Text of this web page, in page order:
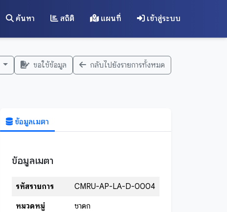
ค้นหา สถิติ แผนที่ เข้าสู่ระบบ
ขอใช้ข้อมูล กลับไปยังรายการทั้งหมด
ข้อมูลเมตา
ข้อมูลเมตา
รหัสรายการ
CMRU-AP-LA-D-0004
หมวดหมู่
ชาดก